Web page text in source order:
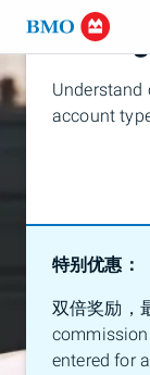
跳过导航
跳
过
导
跳过导航
自理概述
account
特别优惠：
双倍奖励，
entered for